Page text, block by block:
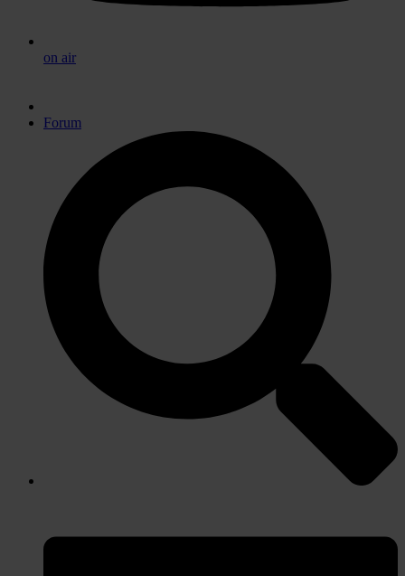
on air
Forum